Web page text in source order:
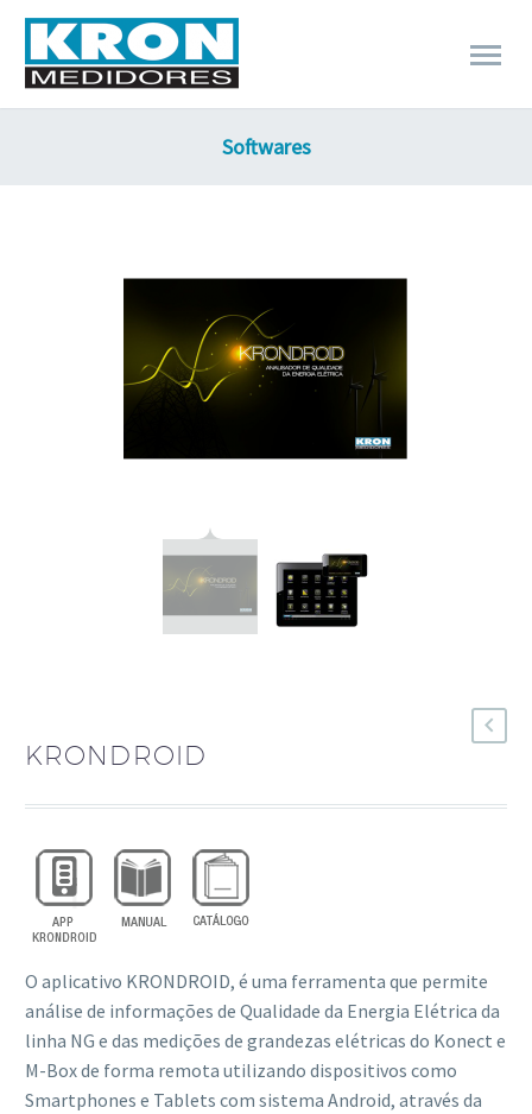
Softwares
KRONDROID
O aplicativo KRONDROID, é uma ferramenta que permite
análise de informações de Qualidade da Energia Elétrica da
linha NG e das medições de grandezas elétricas do Konect e
M-Box de forma remota utilizando dispositivos como
Smartphones e Tablets com sistema Android, através da